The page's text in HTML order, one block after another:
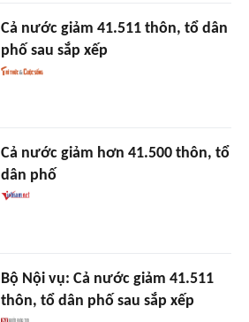
Cả nước giảm 41.511 thôn, tổ dân
phố sau sắp xếp
Cả nước giảm hơn 41.500 thôn, tổ
dân phố
Bộ Nội vụ: Cả nước giảm 41.511
thôn, tổ dân phố sau sắp xếp